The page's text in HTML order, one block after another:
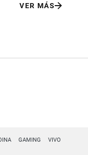
VER MÁS
GAMING VIVO